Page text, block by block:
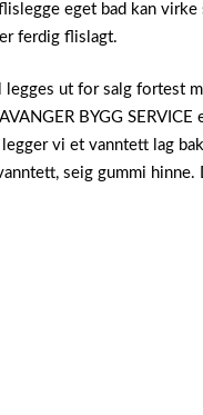
eget bad kan
ferdig flislagt.
ut for salg fortest
BYGG
vi et vanntett lag
seig gummi